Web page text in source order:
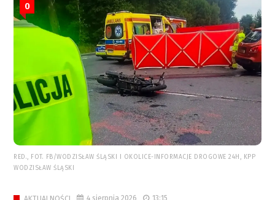
0
RED., FOT. FB/WODZISŁAW ŚLĄSKI I OKOLICE-INFORMACJE DROGOWE 24H, KPP
WODZISŁAW ŚLĄSKI